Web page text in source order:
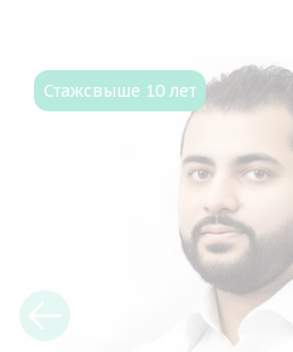
Стажсвыше 10 лет